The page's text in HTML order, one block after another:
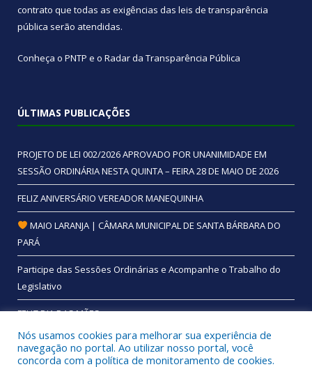
contrato que todas as exigências das leis de transparência
pública serão atendidas.
Conheça o PNTP e o Radar da Transparência Pública
ÚLTIMAS PUBLICAÇÕES
PROJETO DE LEI 002/2026 APROVADO POR UNANIMIDADE EM
SESSÃO ORDINÁRIA NESTA QUINTA – FEIRA 28 DE MAIO DE 2026
FELIZ ANIVERSÁRIO VEREADOR MANEQUINHA
MAIO LARANJA | CÂMARA MUNICIPAL DE SANTA BÁRBARA DO
PARÁ
Participe das Sessões Ordinárias e Acompanhe o Trabalho do
Legislativo
FELIZ DIA DAS MÃES
Nós usamos cookies para melhorar sua experiência de
navegação no portal. Ao utilizar nosso portal, você
concorda com a política de monitoramento de cookies.